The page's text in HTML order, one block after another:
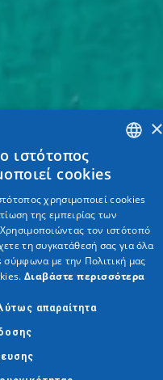
×
ιστότοπος
cookies
χρησιμοποιεί cookies
της εμπειρίας των
τον ιστότοπό
τη συγκατάθεσή σας για όλα
σύμφωνα με την Πολιτική μας
Διαβάστε περισσότερα
απαραίτητα